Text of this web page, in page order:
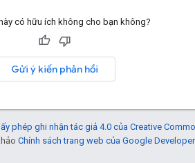
có hữu ích không cho bạn không?
Gửi ý kiến phản hồi
phép ghi nhận tác giả 4.0 của Creative
Chính sách trang web của Google